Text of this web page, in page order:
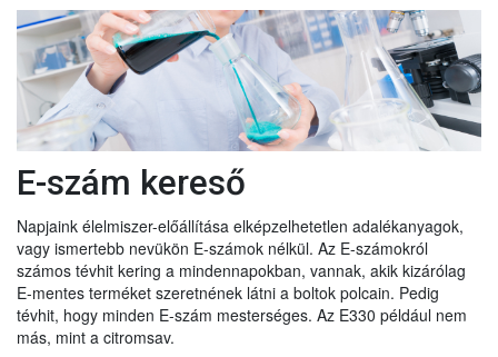
E-szám kereső
Napjaink élelmiszer-előállítása elképzelhetetlen adalékanyagok,
vagy ismertebb nevükön E-számok nélkül. Az E-számokról
számos tévhit kering a mindennapokban, vannak, akik kizárólag
E-mentes terméket szeretnének látni a boltok polcain. Pedig
tévhit, hogy minden E-szám mesterséges. Az E330 például nem
más, mint a citromsav.